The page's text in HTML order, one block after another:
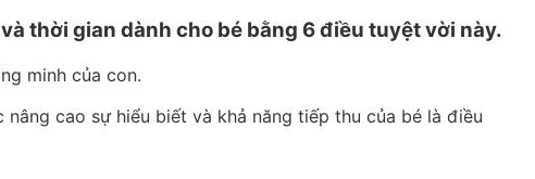
thời gian dành cho bé bằng 6 điều tuyệt vời này.
minh của con.
cao sự hiểu biết và khả năng tiếp thu của bé là điều